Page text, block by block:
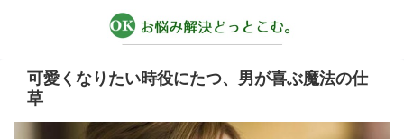
可愛くなりたい時役にたつ、男が喜ぶ魔法の仕
草